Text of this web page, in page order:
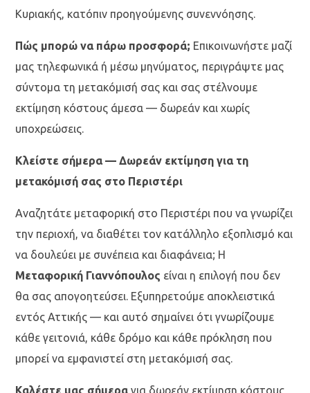
Κυριακής, κατόπιν προηγούμενης συνεννόησης.
Πώς μπορώ να πάρω προσφορά; Επικοινωνήστε μαζί
μας τηλεφωνικά ή μέσω μηνύματος, περιγράψτε μας
σύντομα τη μετακόμισή σας και σας στέλνουμε
εκτίμηση κόστους άμεσα — δωρεάν και χωρίς
υποχρεώσεις.
Κλείστε σήμερα — Δωρεάν εκτίμηση για τη
μετακόμισή σας στο Περιστέρι
Αναζητάτε μεταφορική στο Περιστέρι που να γνωρίζει
την περιοχή, να διαθέτει τον κατάλληλο εξοπλισμό και
να δουλεύει με συνέπεια και διαφάνεια; Η
Μεταφορική Γιαννόπουλος είναι η επιλογή που δεν
θα σας απογοητεύσει. Εξυπηρετούμε αποκλειστικά
εντός Αττικής — και αυτό σημαίνει ότι γνωρίζουμε
κάθε γειτονιά, κάθε δρόμο και κάθε πρόκληση που
μπορεί να εμφανιστεί στη μετακόμισή σας.
Καλέστε μας σήμερα για δωρεάν εκτίμηση κόστους